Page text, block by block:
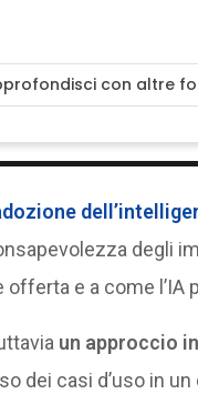
con altre
degli
e a come
un approccio
dei casi d’uso in